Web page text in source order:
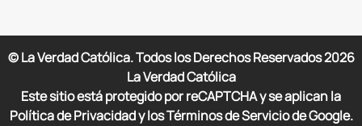
© La Verdad Católica. Todos los Derechos Reservados2026
La Verdad Católica
Este sitio está protegido por reCAPTCHA y se aplican la
Política de Privacidad y los Términos de Servicio de Google.